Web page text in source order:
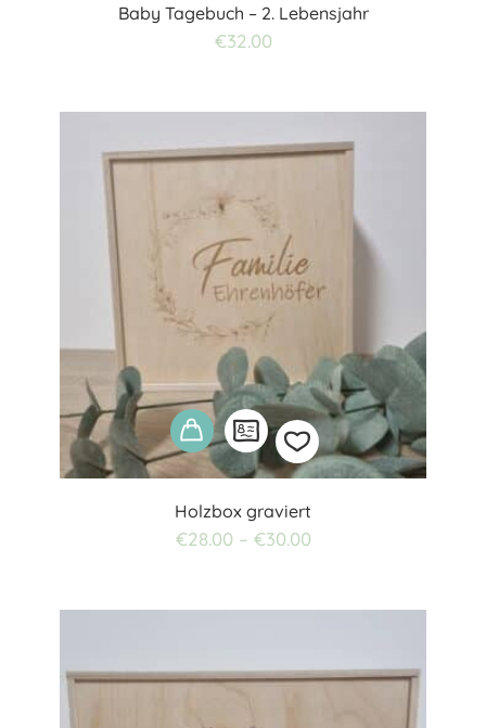
Baby Tagebuch – 2. Lebensjahr
€32.00 Add
wishlist
Holzbox graviert
€28.00 – €30.00
Add
wishlist